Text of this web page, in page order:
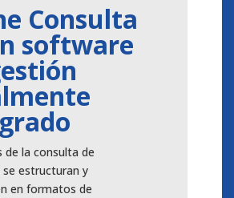
Consulta
software
de la consulta de
se estructuran y
en formatos de